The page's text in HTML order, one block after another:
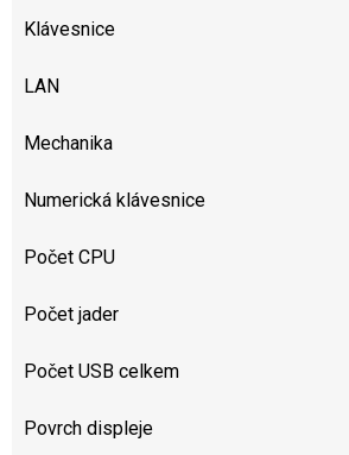
Klávesnice
LAN
Mechanika
Numerická klávesnice
Počet CPU
Počet jader
Počet USB celkem
Povrch displeje